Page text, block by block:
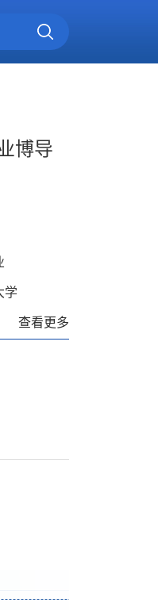
博导
学
查看更多